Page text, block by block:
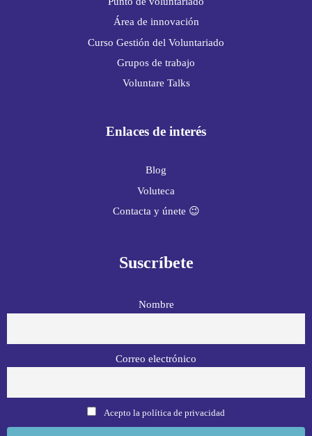
Área de innovación
Curso Gestión del Voluntariado
Grupos de trabajo
Voluntare Talks
Enlaces de interés
Blog
Voluteca
Contacta y únete 😉
Suscríbete
Nombre
Correo electrónico
Acepto la política de privacidad